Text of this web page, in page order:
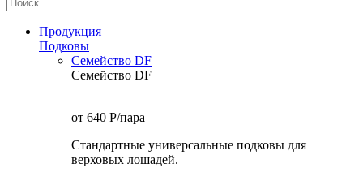
Продукция
Подковы
Семейство DF
Семейство DF
от 640 P/пара
Стандартные универсальные подковы для
верховых лошадей.